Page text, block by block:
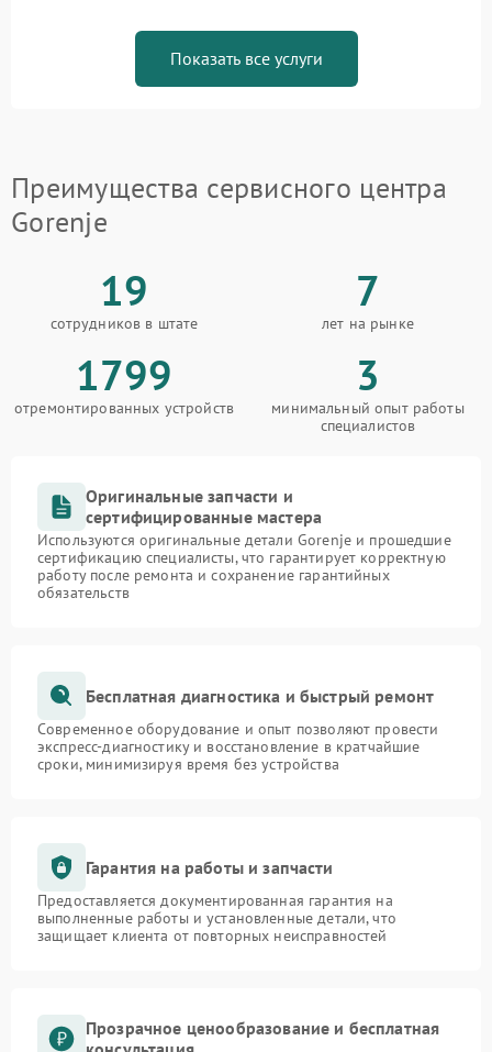
Показать все услуги
Преимущества сервисного центра
Gorenje
19
сотрудников в штате
7
лет на рынке
1799
отремонтированных устройств
3
минимальный опыт работы
специалистов
Оригинальные запчасти и
сертифицированные мастера
Используются оригинальные детали Gorenje и прошедшие
сертификацию специалисты, что гарантирует корректную
работу после ремонта и сохранение гарантийных
обязательств
Бесплатная диагностика и быстрый ремонт
Современное оборудование и опыт позволяют провести
экспресс-диагностику и восстановление в кратчайшие
сроки, минимизируя время без устройства
Гарантия на работы и запчасти
Предоставляется документированная гарантия на
выполненные работы и установленные детали, что
защищает клиента от повторных неисправностей
Прозрачное ценообразование и бесплатная